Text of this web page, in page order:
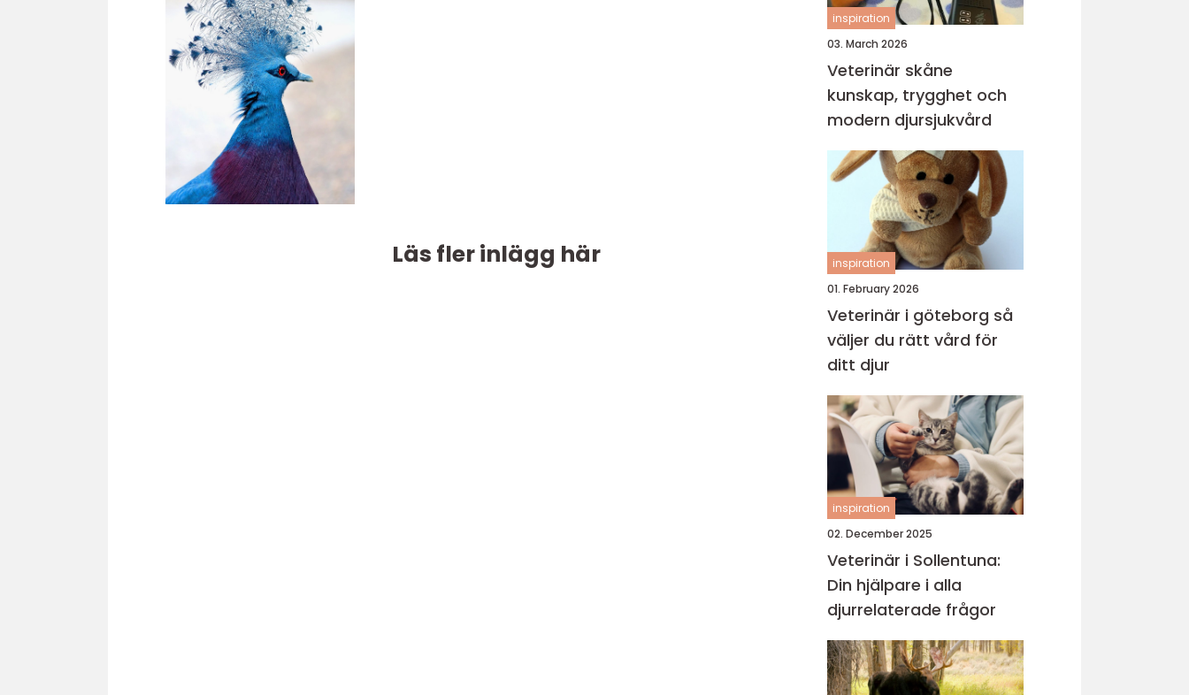
Läs fler inlägg här
inspiration
03. March 2026
Veterinär skåne
kunskap, trygghet och
modern djursjukvård
inspiration
01. February 2026
Veterinär i göteborg så
väljer du rätt vård för
ditt djur
inspiration
02. December 2025
Veterinär i Sollentuna:
Din hjälpare i alla
djurrelaterade frågor